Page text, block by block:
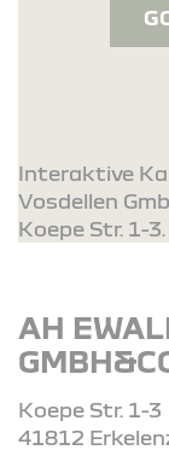
Interaktive
Vosdellen
Koepe Str. 1-3.
AH
Koepe Str. 1-3
41812